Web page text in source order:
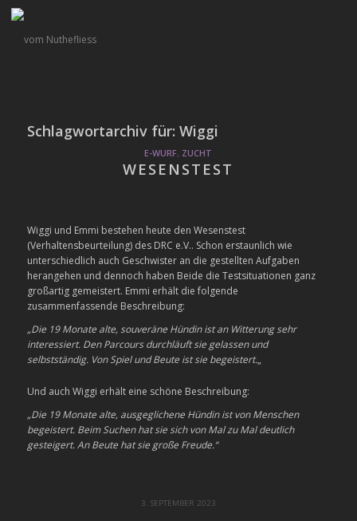
Schlagwortarchiv für: Wiggi
E-WURF, ZUCHT
WESENSTEST
Wiggi und Emmi bestehen heute den Wesenstest
(Verhaltensbeurteilung) des DRC e.V.. Schon erstaunlich wie
unterschiedlich auch Geschwister an die gestellten Aufgaben
herangehen und dennoch haben Beide die Testsituationen ganz
großartig gemeistert. Emmi erhält die folgende
zusammenfassende Beschreibung:
„Die 19 Monate alte, souveräne Hündin ist an Witterung sehr
interessiert. Den Parcours durchläuft sie gelassen und
selbstständig. Von Spiel und Beute ist sie begeistert.„
Und auch Wiggi erhält eine schöne Beschreibung:
„Die 19 Monate alte, ausgeglichene Hündin ist von Menschen
begeistert. Beim Suchen hat sie sich von Mal zu Mal deutlich
gesteigert. An Beute hat sie große Freude.“
3. SEPTEMBER 2023